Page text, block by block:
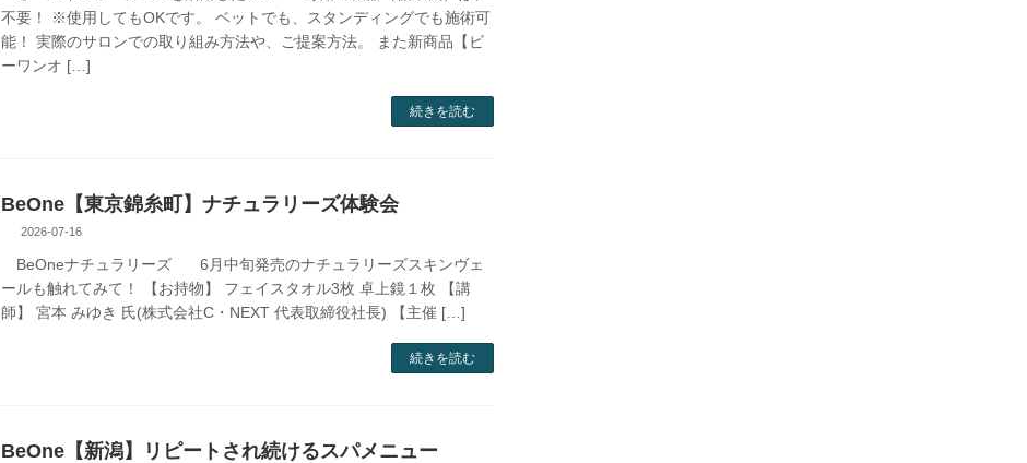
不要！ ※使用してもOKです。 ベットでも、スタンディングでも施術可
能！ 実際のサロンでの取り組み方法や、ご提案方法。 また新商品【ビ
ーワンオ […]
続きを読む
BeOne【東京錦糸町】ナチュラリーズ体験会
2026-07-16
BeOneナチュラリーズ 6月中旬発売のナチュラリーズスキンヴェ
ールも触れてみて！ 【お持物】 フェイスタオル3枚 卓上鏡１枚 【講
師】 宮本 みゆき 氏(株式会社C・NEXT 代表取締役社長) 【主催 […]
続きを読む
BeOne【新潟】リピートされ続けるスパメニュー